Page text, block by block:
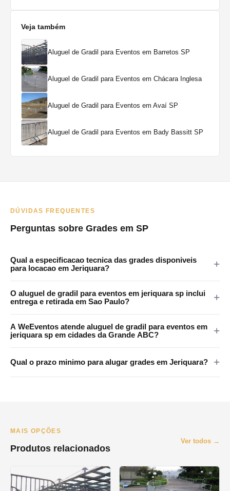
Veja também
Aluguel de Gradil para Eventos em Barretos SP
Aluguel de Gradil para Eventos em Chácara Inglesa
Aluguel de Gradil para Eventos em Avaí SP
Aluguel de Gradil para Eventos em Bady Bassitt SP
DÚVIDAS FREQUENTES
Perguntas sobre Grades em SP
Qual a especificacao tecnica das grades disponiveis
para locacao em Jeriquara?
pontos e tratamento anticorrosao. Certificadas para eventos
O aluguel de gradil para eventos em jeriquara sp inclui
entrega e retirada em Sao Paulo?
Paulo e Grande SP. Atendemos Jeriquara e regiao
A WeEventos atende aluguel de gradil para eventos em
jeriquara sp em cidades da Grande ABC?
Diadema e Maua. Consulte disponibilidade pelo WhatsApp.
Qual o prazo minimo para alugar grades em Jeriquara?
MAIS OPÇÕES
Produtos relacionados
Ver todos →